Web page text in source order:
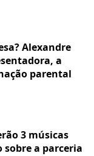
Alexandre
a
parental
3 músicas
a parceria